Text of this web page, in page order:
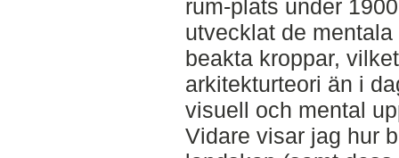
rum-plats under
utvecklat de
beakta kroppar,
arkitekturteori än i
visuell och mental
Vidare visar jag hur